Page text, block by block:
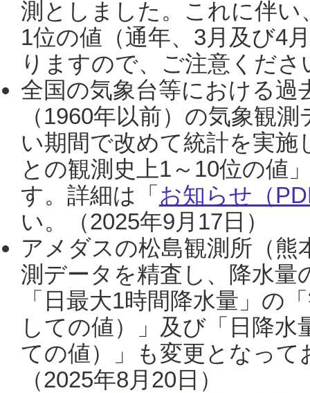
測としました。これに伴い
1位の値（通年、3月及び4
りますので、ご注意くだ
全国の気象台等における過
（1960年以前）の気象観
い期間で改めて統計を実
との観測史上1～10位の値
す。詳細は「 お知らせ（
い。（2025年9月17日）
アメダスの松島観測所（熊
測データを精査し、降水
「日最大1時間降水量」の
しての値）」及び「日降
ての値）」も変更となっ
（2025年8月20日）